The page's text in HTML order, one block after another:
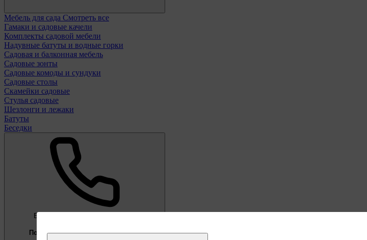
Мебель для сада Смотреть все
Гамаки и садовые качели
Комплекты садовой мебели
Надувные батуты и водные горки
Садовая и балконная мебель
Садовые зонты
Садовые комоды и сундуки
Садовые столы
Скамейки садовые
Стулья садовые
Шезлонги и лежаки
Батуты
Беседки
Бесплатно
Подберём мебель под ваши цели